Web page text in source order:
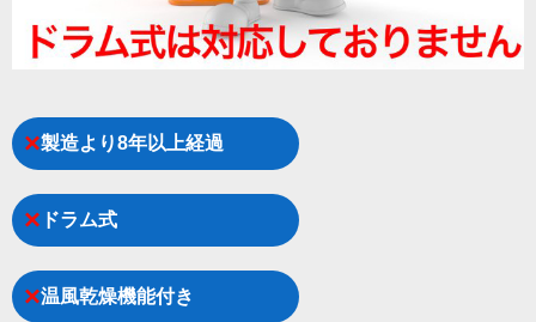
×製造より8年以上経過
× ドラム式
×温風乾燥機能付き